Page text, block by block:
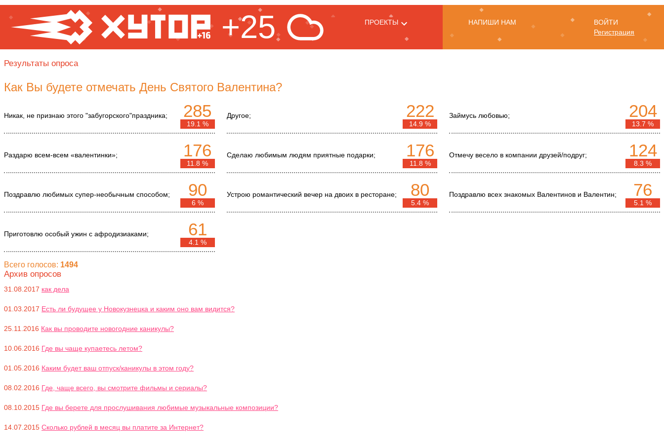
+25 ПРОЕКТЫ НАПИШИ НАМ
ВОЙТИ
Регистрация
Результаты опроса
Как Вы будете отмечать День Святого Валентина?
Никак, не признаю этого "забугорского"праздника; 285
19.1 %
Другое; 222
14.9 %
Займусь любовью; 204
13.7 %
Раздарю всем-всем «валентинки»; 176
11.8 %
Сделаю любимым людям приятные подарки; 176
11.8 %
Отмечу весело в компании друзей/подруг; 124
8.3 %
Поздравлю любимых супер-необычным способом; 90
6 %
Устрою романтический вечер на двоих в ресторане; 80
5.4 %
Поздравлю всех знакомых Валентинов и Валентин; 76
5.1 %
Приготовлю особый ужин с афродизиаками; 61
4.1 %
Всего голосов: 1494
Архив опросов
31.08.2017 как дела
01.03.2017 Есть ли будущее у Новокузнецка и каким оно вам видится?
25.11.2016 Как вы проводите новогодние каникулы?
10.06.2016 Где вы чаще купаетесь летом?
01.05.2016 Каким будет ваш отпуск/каникулы в этом году?
08.02.2016 Где, чаще всего, вы смотрите фильмы и сериалы?
08.10.2015 Где вы берете для прослушивания любимые музыкальные композиции?
14.07.2015 Сколько рублей в месяц вы платите за Интернет?